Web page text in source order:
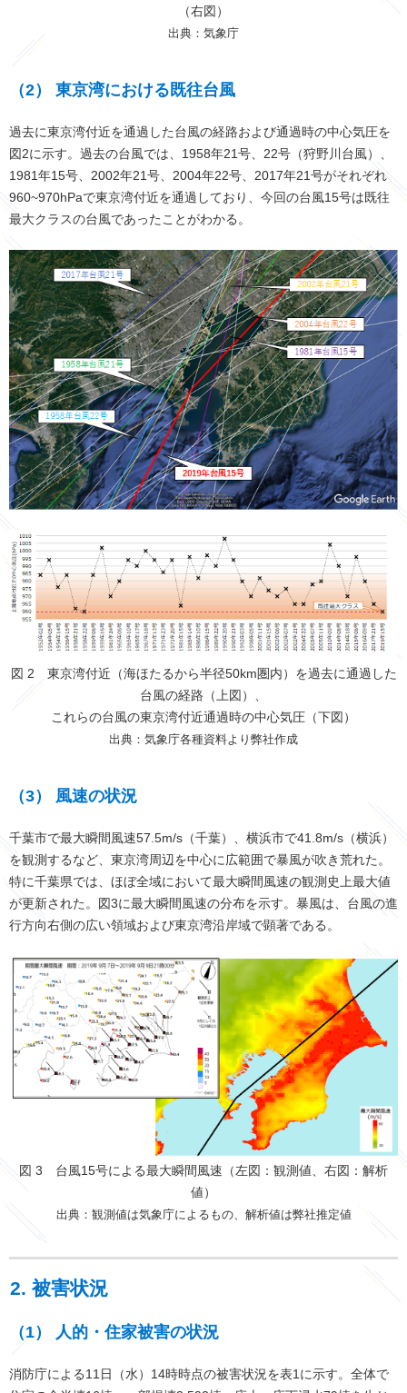
（右図）
出典：気象庁
（2） 東京湾における既往台風
過去に東京湾付近を通過した台風の経路および通過時の中心気圧を
図2に示す。過去の台風では、1958年21号、22号（狩野川台風）、
1981年15号、2002年21号、2004年22号、2017年21号がそれぞれ
960~970hPaで東京湾付近を通過しており、今回の台風15号は既往
最大クラスの台風であったことがわかる。
図 2 東京湾付近（海ほたるから半径50km圏内）を過去に通過した
台風の経路（上図）、
これらの台風の東京湾付近通過時の中心気圧（下図）
出典：気象庁各種資料より弊社作成
（3） 風速の状況
千葉市で最大瞬間風速57.5m/s（千葉）、横浜市で41.8m/s（横浜）
を観測するなど、東京湾周辺を中心に広範囲で暴風が吹き荒れた。
特に千葉県では、ほぼ全域において最大瞬間風速の観測史上最大値
が更新された。図3に最大瞬間風速の分布を示す。暴風は、台風の進
行方向右側の広い領域および東京湾沿岸域で顕著である。
図 3 台風15号による最大瞬間風速（左図：観測値、右図：解析
値）
出典：観測値は気象庁によるもの、解析値は弊社推定値
2. 被害状況
（1） 人的・住家被害の状況
消防庁による11日（水）14時時点の被害状況を表1に示す。全体で